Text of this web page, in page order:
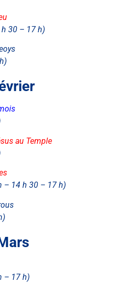
30 – 17 h)
au Temple
– 14 h 30 – 17 h)
– 17 h)